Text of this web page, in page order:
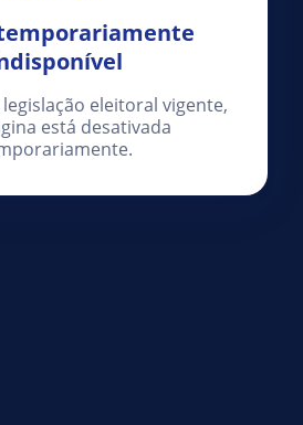
eleitoral vigente,
está desativada